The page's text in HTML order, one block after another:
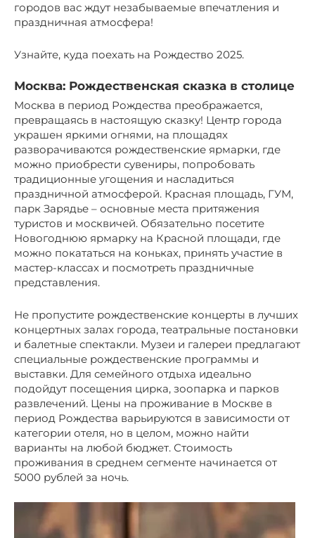
городов вас ждут незабываемые впечатления и
праздничная атмосфера!
Узнайте, куда поехать на Рождество 2025.
Москва: Рождественская сказка в столице
Москва в период Рождества преображается,
превращаясь в настоящую сказку! Центр города
украшен яркими огнями, на площадях
разворачиваются рождественские ярмарки, где
можно приобрести сувениры, попробовать
традиционные угощения и насладиться
праздничной атмосферой. Красная площадь, ГУМ,
парк Зарядье – основные места притяжения
туристов и москвичей. Обязательно посетите
Новогоднюю ярмарку на Красной площади, где
можно покататься на коньках, принять участие в
мастер-классах и посмотреть праздничные
представления.
Не пропустите рождественские концерты в лучших
концертных залах города, театральные постановки
и балетные спектакли. Музеи и галереи предлагают
специальные рождественские программы и
выставки. Для семейного отдыха идеально
подойдут посещения цирка, зоопарка и парков
развлечений. Цены на проживание в Москве в
период Рождества варьируются в зависимости от
категории отеля, но в целом, можно найти
варианты на любой бюджет. Стоимость
проживания в среднем сегменте начинается от
5000 рублей за ночь.